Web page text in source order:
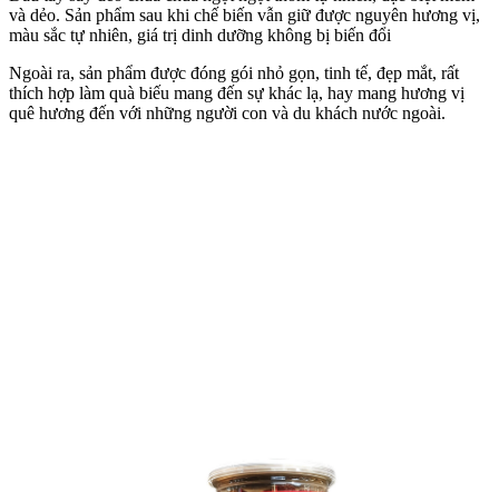
và dẻo. Sản phẩm sau khi chế biến vẫn giữ được nguyên hương vị,
màu sắc tự nhiên, giá trị dinh dưỡng không bị biến đổi
Ngoài ra, sản phẩm được đóng gói nhỏ gọn, tinh tế, đẹp mắt, rất
thích hợp làm quà biếu mang đến sự khác lạ, hay mang hương vị
quê hương đến với những người con và du khách nước ngoài.